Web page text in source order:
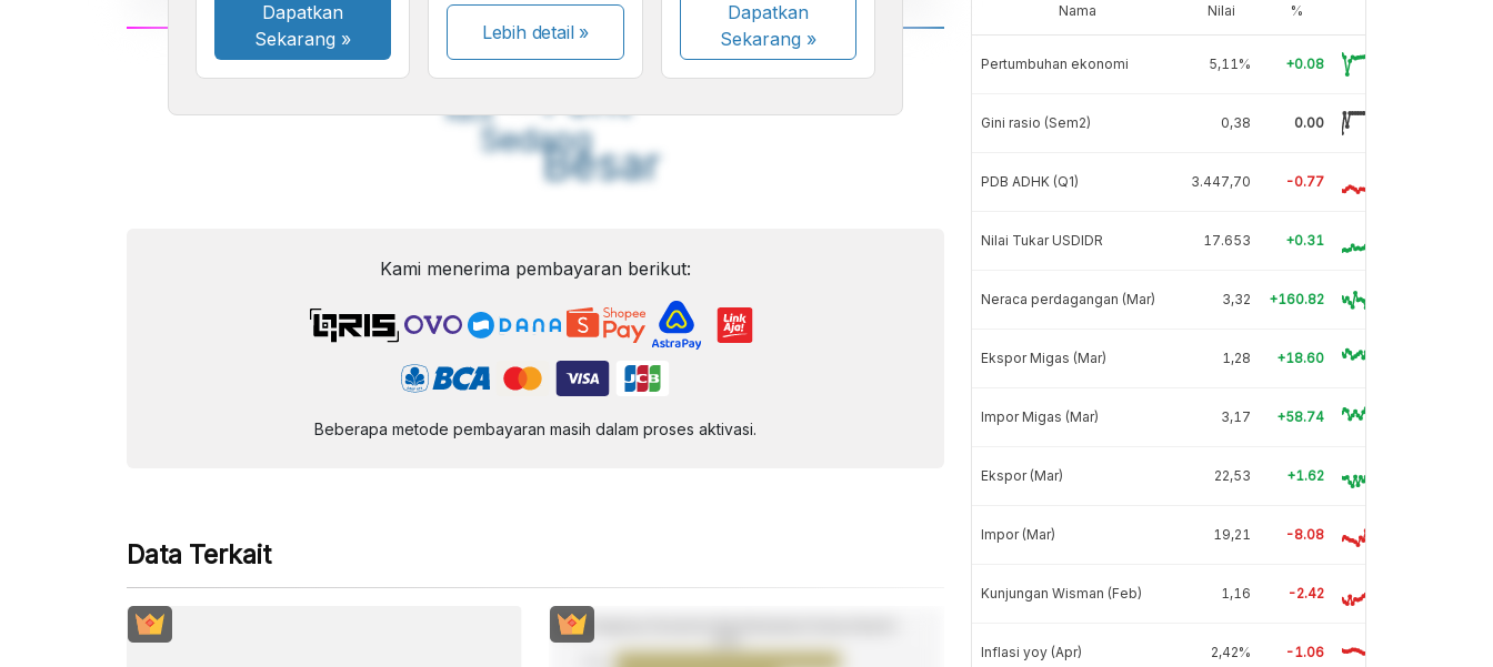
A
Font
Kecil
A
Sedang
A
Besar
Dapatkan
Sekarang » Lebih detail »
Dapatkan
Sekarang»
Kami menerima pembayaran berikut:
Beberapa metode pembayaran masih dalam proses aktivasi.
Data Terkait
Nama Nilai %
Pertumbuhan ekonomi 5,11% +0.08
Gini rasio (Sem2) 0,38 0.00
PDB ADHK (Q1) 3.447,70 -0.77
Nilai Tukar USDIDR 17.653 +0.31
Neraca perdagangan (Mar) 3,32 +160.82
Ekspor Migas (Mar) 1,28 +18.60
Impor Migas (Mar) 3,17 +58.74
Ekspor (Mar) 22,53 +1.62
Impor (Mar) 19,21 -8.08
Kunjungan Wisman (Feb) 1,16 -2.42
Inflasi yoy (Apr) 2,42% -1.06